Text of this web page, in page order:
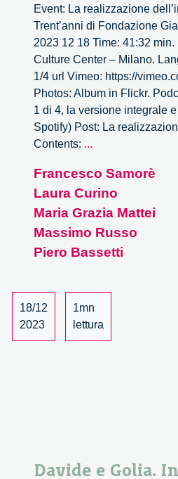
Event: La realizzazione
Trent’anni di Fondazione
2023 12 18 Time: 41:32
Culture Center – Milano.
1/4 url Vimeo: https://
Photos: Album in Flickr.
1 di 4, la versione integrale
Spotify) Post: La
Contents: ...
dell’improbabile
–
1/4
Francesco Samorè
Laura Curino
Maria Grazia Mattei
Massimo Russo
Piero Bassetti
18/12
2023
1mn
lettura
Davide e Golia.